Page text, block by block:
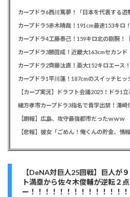
カープドラ4工藤泰己！159キロ北の剛腕！
カープドラ2齊藤汰直！亜大152キロエース
【カープ実況】ドラフト会議2025！ドラ1
【朗報】広島、攻守最強都市だったｗｗｗ
【DeNA対巨人25回戦】巨人が
ト満塁から佐々木俊輔が逆転２
ー！！！！！！！！！！！！！！